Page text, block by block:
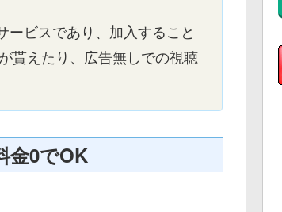
ービスであり、加入すること
貰えたり、広告無しでの視聴
金0でOK